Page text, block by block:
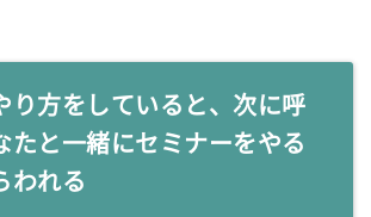
り方をしていると、次に呼
たと一緒にセミナーをやる
われる